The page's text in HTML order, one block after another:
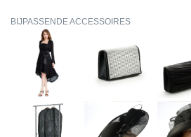
BIJPASSENDE ACCESSOIRES